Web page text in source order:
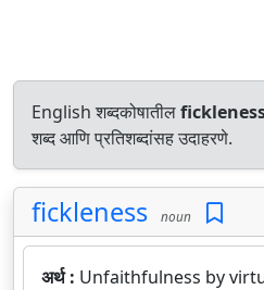
English शब्दकोषातील
शब्द आणि प्रतिशब्दांसह उदाहरणे.
fickleness noun
अर्थ : Unfaithfulness by